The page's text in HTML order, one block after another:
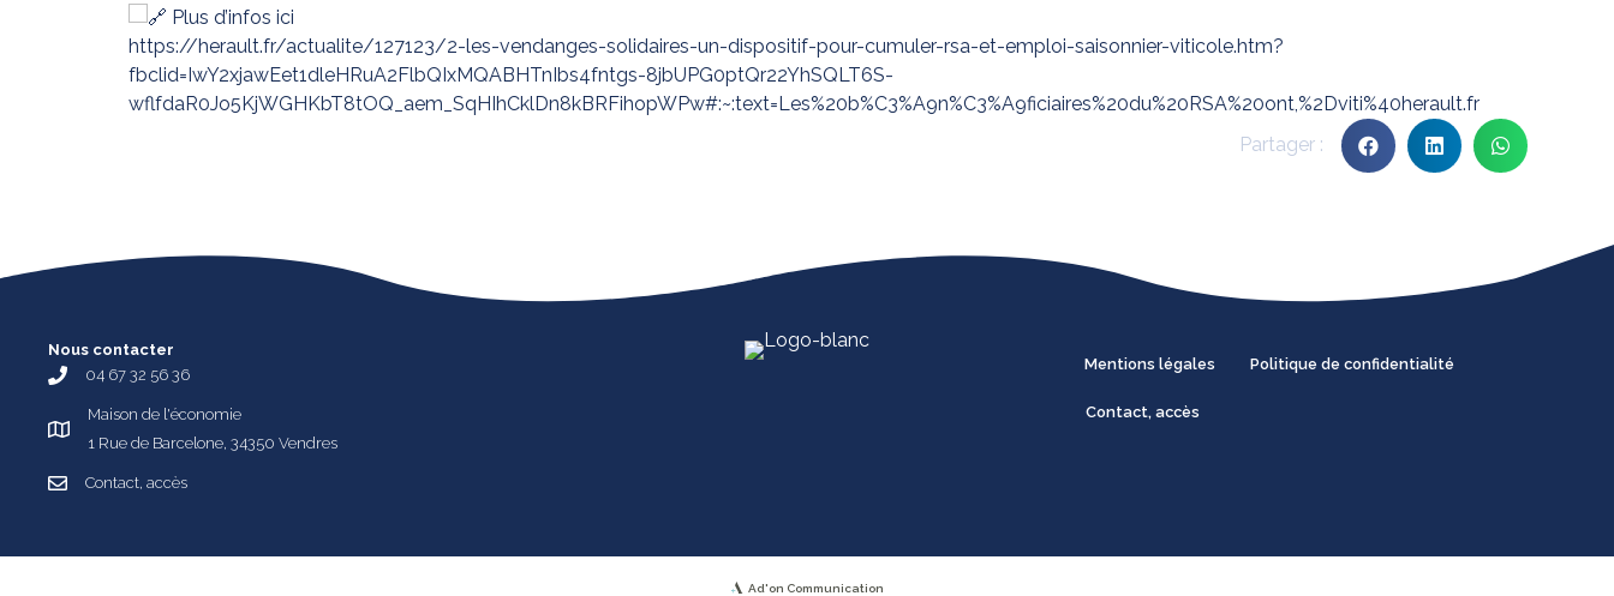
Plus d’infos ici
https://herault.fr/actualite/127123/2-les-vendanges-solidaires-un-dispositif-pour-cumuler-rsa-et-emploi-saisonnier-viticole.htm?
fbclid=IwY2xjawEet1dleHRuA2FlbQIxMQABHTnIbs4fntgs-8jbUPG0ptQr22YhSQLT6S-
wflfdaR0Jo5KjWGHKbT8tOQ_aem_SqHIhCklDn8kBRFihopWPw#:~:text=Les%20b%C3%A9n%C3%A9ficiaires%20du%20RSA%20ont,%2Dviti%40herault.fr
Nous contacter
04 67 32 56 36
Maison de l'économie
1 Rue de Barcelone, 34350 Vendres
Contact, accès
Mentions légales Politique de confidentialité
Contact, accès
Ad'on Communication